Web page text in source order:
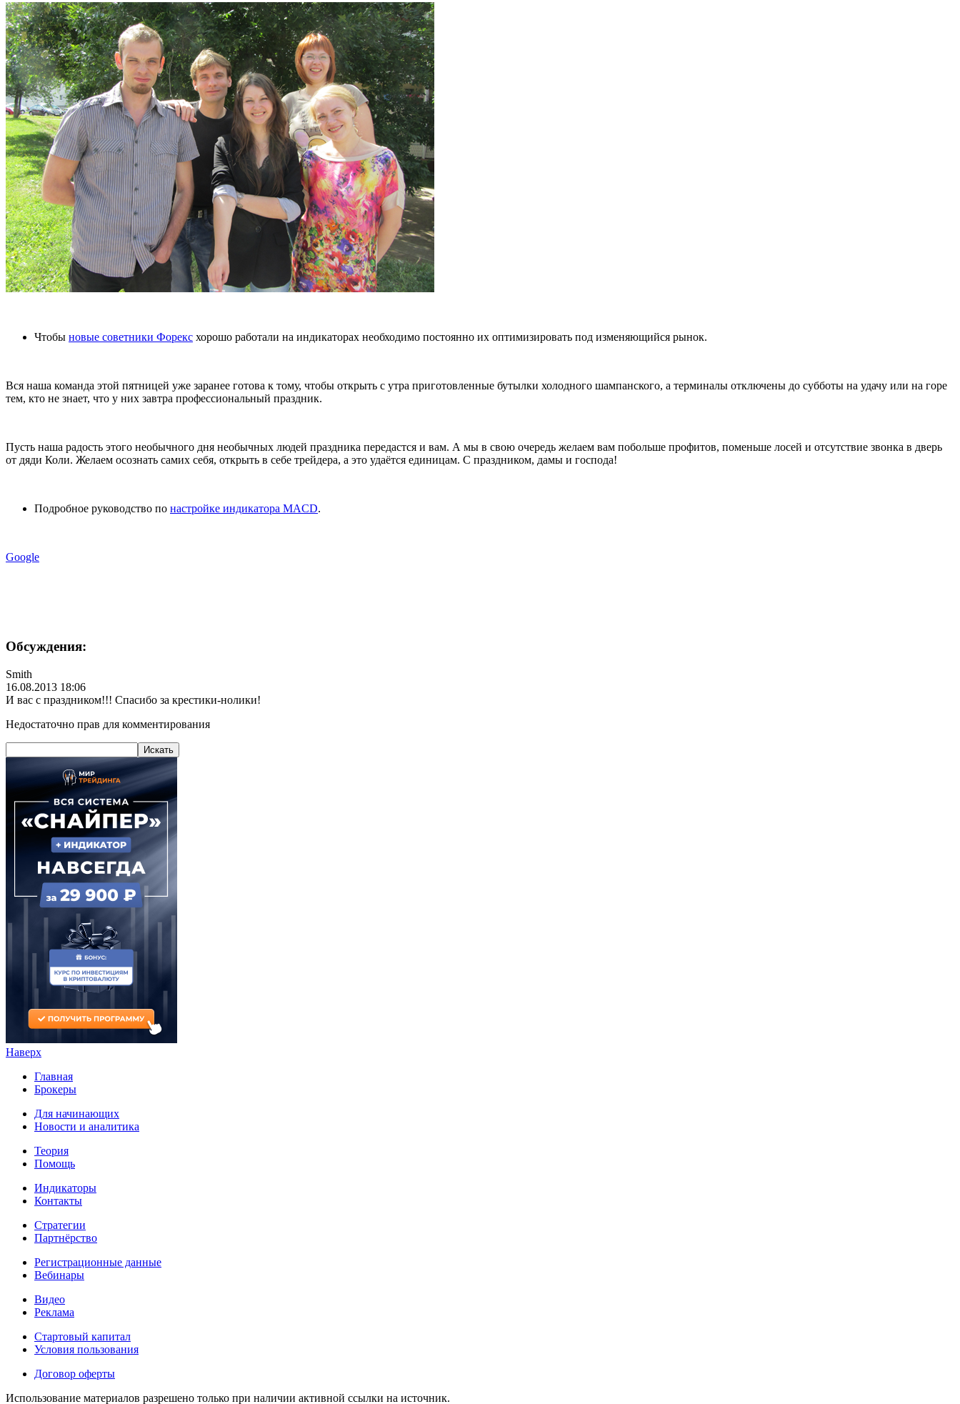
Чтобы новые советники Форекс хорошо работали на индикаторах необходимо постоянно их оптимизировать под изменяющийся рынок.
Вся наша команда этой пятницей уже заранее готова к тому, чтобы открыть с утра приготовленные бутылки холодного шампанского, а терминалы отключены до субботы на удачу или на горе
тем, кто не знает, что у них завтра профессиональный праздник.
Пусть наша радость этого необычного дня необычных людей праздника передастся и вам. А мы в свою очередь желаем вам побольше профитов, поменьше лосей и отсутствие звонка в дверь
от дяди Коли. Желаем осознать самих себя, открыть в себе трейдера, а это удаётся единицам. С праздником, дамы и господа!
Подробное руководство по настройке индикатора MACD.
Google
Обсуждения:
Smith
16.08.2013 18:06
И вас с праздником!!! Спасибо за крестики-нолики!
Недостаточно прав для комментирования
Наверх
Главная
Брокеры
Для начинающих
Новости и аналитика
Теория
Помощь
Индикаторы
Контакты
Стратегии
Партнёрство
Регистрационные данные
Вебинары
Видео
Реклама
Стартовый капитал
Условия пользования
Договор оферты
Использование материалов разрешено только при наличии активной ссылки на источник.